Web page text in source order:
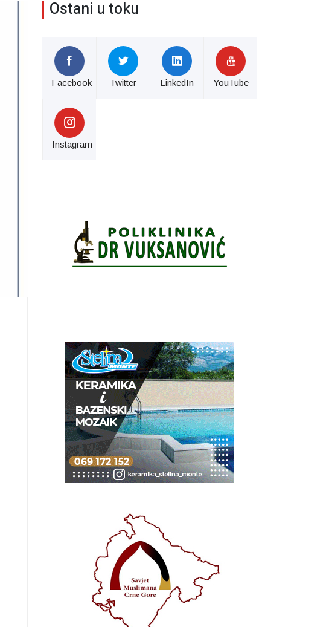
Ostani u toku
Facebook Twitter LinkedIn YouTube
Instagram